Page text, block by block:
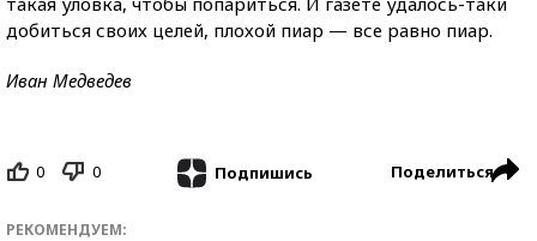
добиться своих целей, плохой пиар — все равно пиар.
Иван Медведев
0 0 Подпишись Поделиться
РЕКОМЕНДУЕМ: